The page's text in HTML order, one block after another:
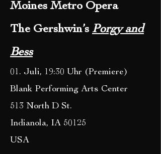
Moines Metro Opera
The Gershwin’s Porgy and
Bess
01. Juli, 19:30 Uhr (Premiere)
Blank Performing Arts Center
513 North D St.
Indianola, IA 50125
USA